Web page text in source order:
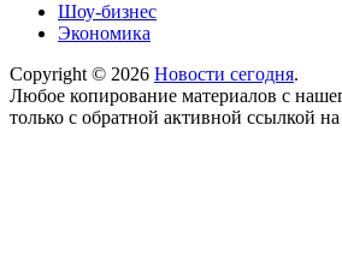
Шоу-бизнес
Экономика
Copyright © 2026 Новости сегодня.
Любое копирование материалов с
только с обратной активной ссылкой